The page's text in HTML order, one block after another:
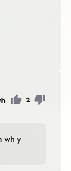
2
wh y